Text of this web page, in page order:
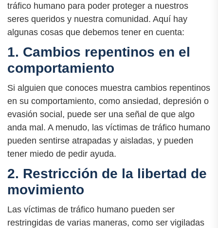
tráfico humano para poder proteger a nuestros
seres queridos y nuestra comunidad. Aquí hay
algunas cosas que debemos tener en cuenta:
1. Cambios repentinos en el
comportamiento
Si alguien que conoces muestra cambios repentinos
en su comportamiento, como ansiedad, depresión o
evasión social, puede ser una señal de que algo
anda mal. A menudo, las víctimas de tráfico humano
pueden sentirse atrapadas y aisladas, y pueden
tener miedo de pedir ayuda.
2. Restricción de la libertad de
movimiento
Las víctimas de tráfico humano pueden ser
restringidas de varias maneras, como ser vigiladas